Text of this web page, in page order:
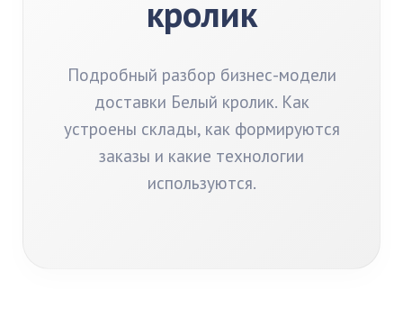
кролик
Подробный разбор бизнес-модели
доставки Белый кролик. Как
устроены склады, как формируются
заказы и какие технологии
используются.